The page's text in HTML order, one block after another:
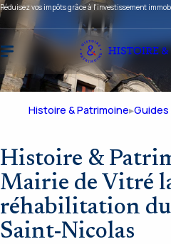
Histoire & Patrimoine Guides
Histoire &
Mairie de Vitré
réhabilitation
Saint-Nicolas